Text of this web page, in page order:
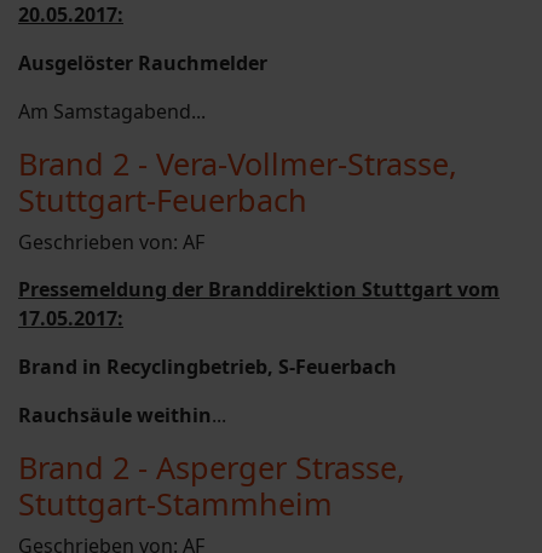
20.05.2017:
Ausgelöster Rauchmelder
Am Samstagabend...
Brand 2 - Vera-Vollmer-Strasse,
Stuttgart-Feuerbach
Geschrieben von: AF
Pressemeldung der Branddirektion Stuttgart vom
17.05.2017:
Brand in Recyclingbetrieb, S-Feuerbach
Rauchsäule weithin...
Brand 2 - Asperger Strasse,
Stuttgart-Stammheim
Geschrieben von: AF